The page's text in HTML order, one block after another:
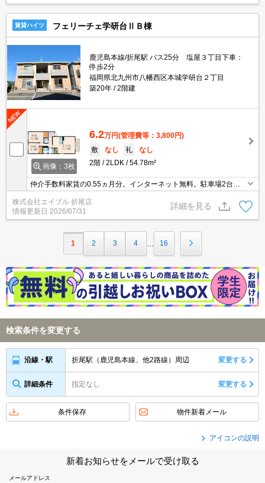
賃貸ハイツ フェリーチェ学研台ⅡＢ棟
鹿児島本線/折尾駅 バス25分 塩屋３丁目下車：
停歩2分
福岡県北九州市八幡西区本城学研台２丁目
築20年
2階建
画像：3枚
6.2万円(管理費等：3,800円)
敷
なし 礼
なし
2階
2LDK 54.78m²
仲介手数料家賃の0.55ヵ月分。インターネット無料。駐車場2台分
無料。キッチンは対面式。エアコン1基付き。TVインターホン付
き。浴室換気乾燥式。追焚給湯。シャワー付独立洗面台。
株式会社エイブル 折尾店
情報更新日 2026/07/31
詳細を見る
1 2 3 4 16
検索条件を変更する
沿線・駅 折尾駅（鹿児島本線、他2路線）周辺 変更する
詳細条件 指定なし 変更する
条件保存 物件新着メール
アイコンの説明
新着お知らせをメールで受け取る
メールアドレス